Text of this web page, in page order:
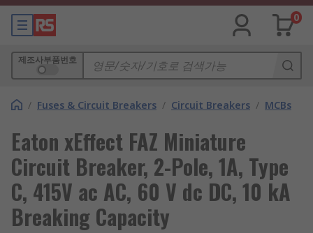
0
제조사부품번호
/ Fuses & Circuit Breakers / Circuit Breakers / MCBs
Eaton xEffect FAZ Miniature
Circuit Breaker, 2-Pole, 1A, Type
C, 415V ac AC, 60 V dc DC, 10 kA
Breaking Capacity